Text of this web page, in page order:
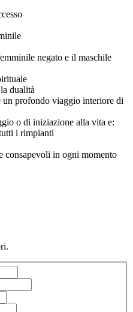
negato e il maschile
dualità
un profondo viaggio interiore di
o di iniziazione alla vita e:
i rimpianti
consapevoli in ogni momento